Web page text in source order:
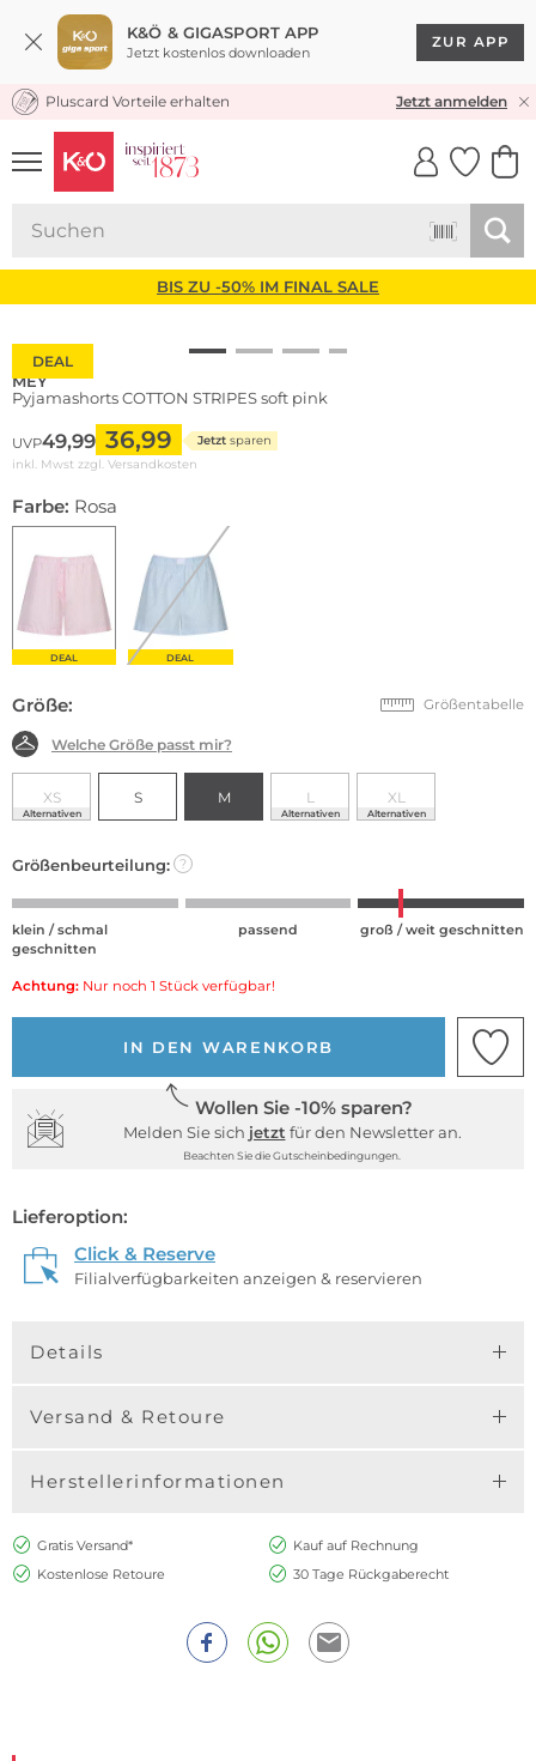
K&Ö & GIGASPORT APP
Jetzt kostenlos downloaden
ZUR APP
★★★★★ 4,8 / 5,0 STERNE
Pluscard Vorteile erhalten Jetzt anmelden
UNSERE APP
CLICK &
BIS ZU -50% IM FINAL SALE
DEAL
MEY
Pyjamashorts COTTON STRIPES soft pink
UVP49,99 36,99 Jetzt sparen
inkl. Mwst zzgl. Versandkosten
Farbe: Rosa
DEAL DEAL
Größe: Größentabelle
Welche Größe passt mir?
XS
Alternativen
S M L
Alternativen
XL
Alternativen
Größenbeurteilung: ?
klein / schmal
geschnitten
passend groß / weit geschnitten
Achtung: Nur noch 1 Stück verfügbar!
IN DEN WARENKORB
Wollen Sie -10% sparen?
Melden Sie sich jetzt für den Newsletter an.
Beachten Sie die Gutscheinbedingungen.
Lieferoption:
Click & Reserve
Filialverfügbarkeiten anzeigen & reservieren
Details
Versand & Retoure
Herstellerinformationen
Gratis Versand*
Kauf auf Rechnung
Kostenlose Retoure
30 Tage Rückgaberecht